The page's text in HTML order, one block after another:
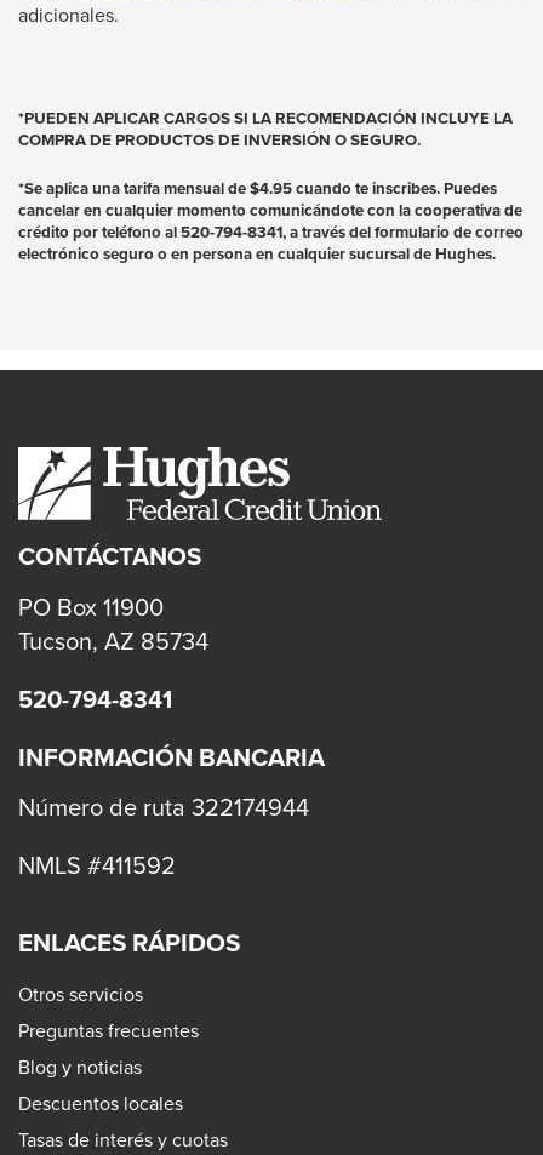
adicionales.
*PUEDEN APLICAR CARGOS SI LA RECOMENDACIÓN INCLUYE LA
COMPRA DE PRODUCTOS DE INVERSIÓN O SEGURO.
*Se aplica una tarifa mensual de $4.95 cuando te inscribes. Puedes
cancelar en cualquier momento comunicándote con la cooperativa de
crédito por teléfono al 520-794-8341, a través del formulario de correo
electrónico seguro o en persona en cualquier sucursal de Hughes.
CONTÁCTANOS
PO Box 11900
Tucson, AZ 85734
520-794-8341
INFORMACIÓN BANCARIA
Número de ruta 322174944
NMLS #411592
ENLACES RÁPIDOS
Otros servicios
Preguntas frecuentes
Blog y noticias
Descuentos locales
Tasas de interés y cuotas